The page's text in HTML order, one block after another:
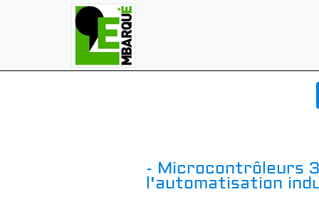
- Microcontrôleurs
l'automatisation